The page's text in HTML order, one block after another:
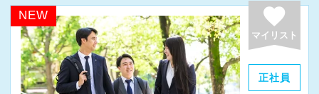
・事前に気軽な面談を実施
・仕事内容やキャリアを相談可
・ざっくばらんに質問OK
・納得後に選考へ進めます
務を覚えていくことができます。
パソコン作業になりますので、目や脳が疲れた
ら、お茶やお菓子で糖分補給もしながら、作業
を進めています。
NEW favorite
マイリスト
正社員